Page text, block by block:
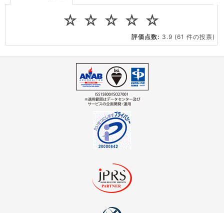
CPUやメモリをアップグレードしたい
☆
☆
☆
☆
☆
評価点数: 3.9 (61 件の投票)